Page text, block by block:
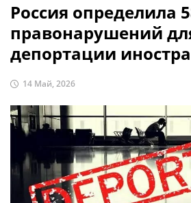
Россия определила
правонарушений
депортации
14 Май, 2026